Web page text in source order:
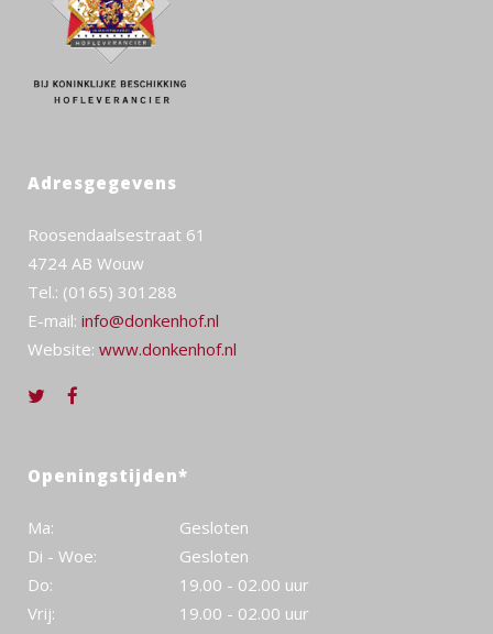
Adresgegevens
Roosendaalsestraat 61
4724 AB Wouw
Tel.: (0165) 301288
E-mail: info@donkenhof.nl
Website: www.donkenhof.nl
Openingstijden*
Ma:
Gesloten
Di - Woe:
Gesloten
Do:
19.00 - 02.00 uur
Vrij:
19.00 - 02.00 uur